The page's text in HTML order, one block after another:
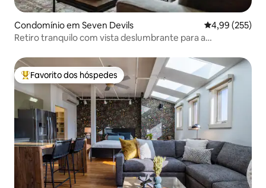
Condomínio em Seven Devils Classificação
4,99 (255)
Retiro tranquilo com vista deslumbrante para a
Favoritos dos hóspedes mais apreciados
Favorito dos hóspedes